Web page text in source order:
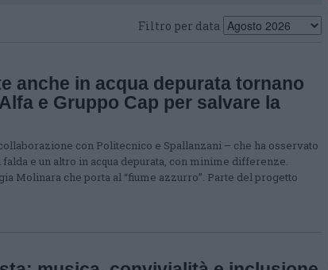
Filtro per data
anche in acqua depurata tornano
e Gruppo Cap per salvare la
con Politecnico e Spallanzani – che ha osservato
e un altro in acqua depurata, con minime differenze.
Molinara che porta al “fiume azzurro”. Parte del progetto